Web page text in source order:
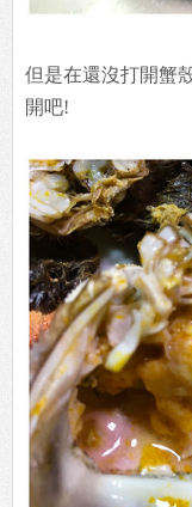
但是在還沒打開蟹
開吧!